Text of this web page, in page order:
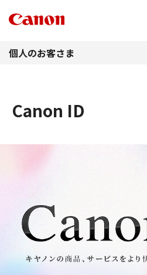
個人のお客さま
Canon ID